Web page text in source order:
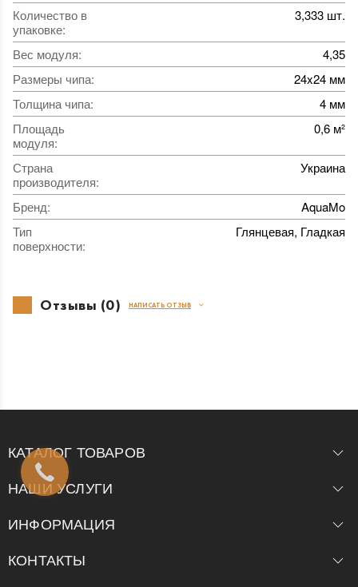
Количество в
упаковке:
3,333 шт.
Вес модуля:
4,35
Размеры чипа:
24x24 мм
Толщина чипа:
4 мм
Площадь
модуля:
0,6 м²
Страна
производителя:
Украина
Бренд:
AquaMo
Тип
поверхности:
Глянцевая, Гладкая
Отзывы (0) НАПИСАТЬ ОТЗЫВ
КАТАЛОГ ТОВАРОВ
НАШИ УСЛУГИ
ИНФОРМАЦИЯ
КОНТАКТЫ